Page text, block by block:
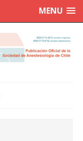
MENU